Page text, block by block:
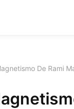
De Rami